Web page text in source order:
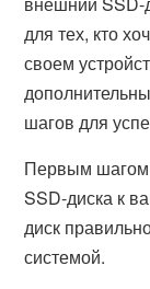
для тех, кто
своем
шагов для
Первым шагом
SSD-диска к
диск
системой.